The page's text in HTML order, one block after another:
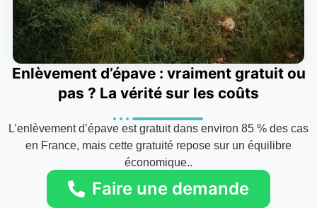
Enlèvement d’épave : vraiment gratuit ou
pas ? La vérité sur les coûts
L’enlèvement d’épave est gratuit dans environ 85 % des cas
en France, mais cette gratuité repose sur un équilibre
économique..
Faire une demande